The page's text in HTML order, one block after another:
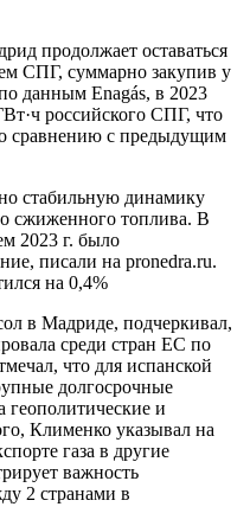
продолжает оставаться
СПГ, суммарно закупив у
данным Enagás, в 2023
российского СПГ, что
сравнению с предыдущим
стабильную динамику
сжиженного топлива. В
2023 г. было
писали на pronedra.ru.
на 0,4%
в Мадриде, подчеркивал,
среди стран ЕС по
что для испанской
долгосрочные
геополитические и
Клименко указывал на
газа в другие
важность
2 странами в